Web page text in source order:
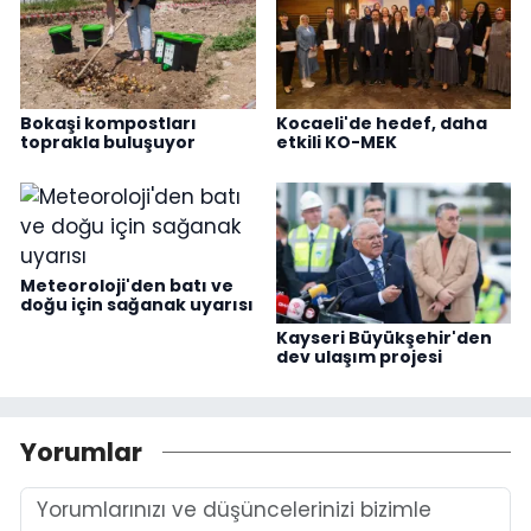
Bokaşi kompostları
toprakla buluşuyor
Kocaeli'de hedef, daha
etkili KO-MEK
Meteoroloji'den batı ve
doğu için sağanak uyarısı
Kayseri Büyükşehir'den
dev ulaşım projesi
Yorumlar